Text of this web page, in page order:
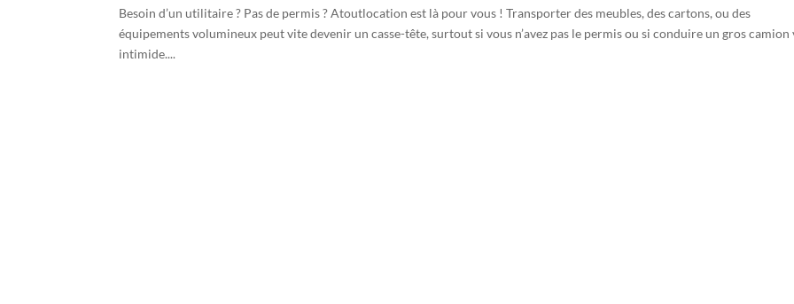
Besoin d’un utilitaire ? Pas de permis ? Atoutlocation est là pour vous ! Transporter des meubles, des cartons, ou des
équipements volumineux peut vite devenir un casse-tête, surtout si vous n’avez pas le permis ou si conduire un gros camion
intimide....